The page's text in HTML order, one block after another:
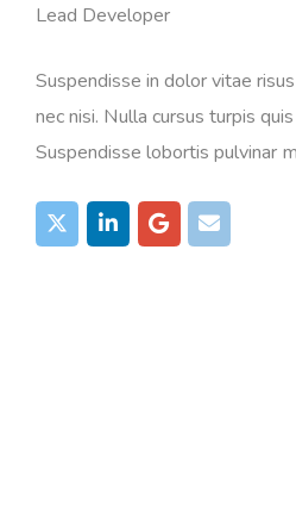
Lead Developer
Suspendisse in dolor vitae
nec nisi. Nulla cursus turpis
Suspendisse lobortis pulvinar